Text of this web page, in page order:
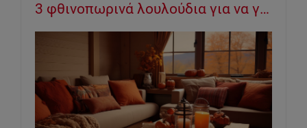
3 φθινοπωρινά λουλούδια για να γεμίσετε με χρώμα τα βάζα του σαλονιού σας!